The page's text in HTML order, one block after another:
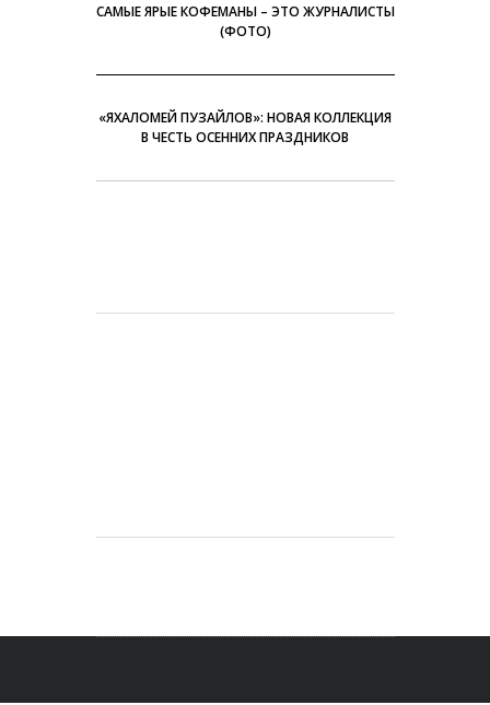
САМЫЕ ЯРЫЕ КОФЕМАНЫ – ЭТО ЖУРНАЛИСТЫ
(ФОТО)
«ЯХАЛОМЕЙ ПУЗАЙЛОВ»: НОВАЯ КОЛЛЕКЦИЯ
В ЧЕСТЬ ОСЕННИХ ПРАЗДНИКОВ